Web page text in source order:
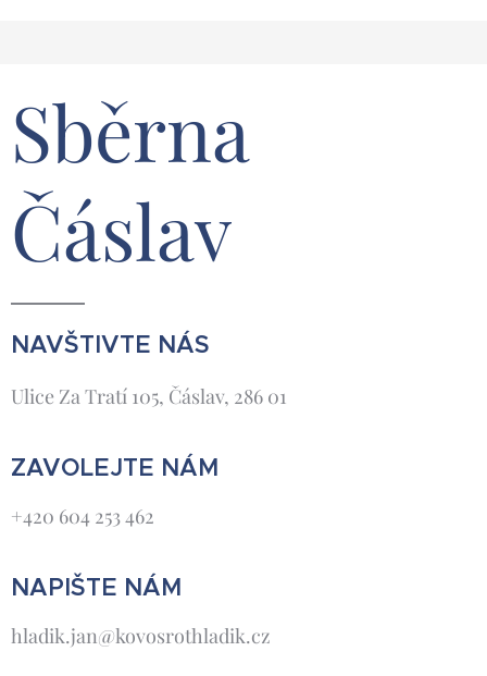
Sběrna
Čáslav
NAVŠTIVTE NÁS
Ulice Za Tratí 105, Čáslav, 286 01
ZAVOLEJTE NÁM
+420 604 253 462
NAPIŠTE NÁM
hladik.jan@kovosrothladik.cz